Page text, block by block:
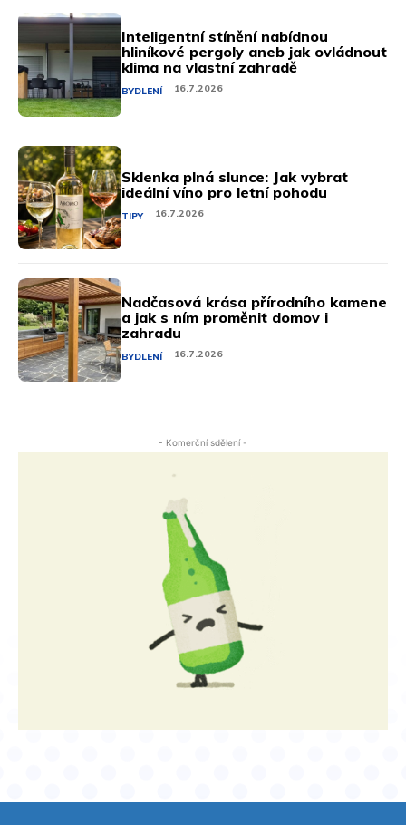
Inteligentní stínění nabídnou
hliníkové pergoly aneb jak ovládnout
klima na vlastní zahradě
BYDLENÍ 16.7.2026
Sklenka plná slunce: Jak vybrat
ideální víno pro letní pohodu
TIPY 16.7.2026
Nadčasová krása přírodního kamene
a jak s ním proměnit domov i
zahradu
BYDLENÍ 16.7.2026
- Komerční sdělení -